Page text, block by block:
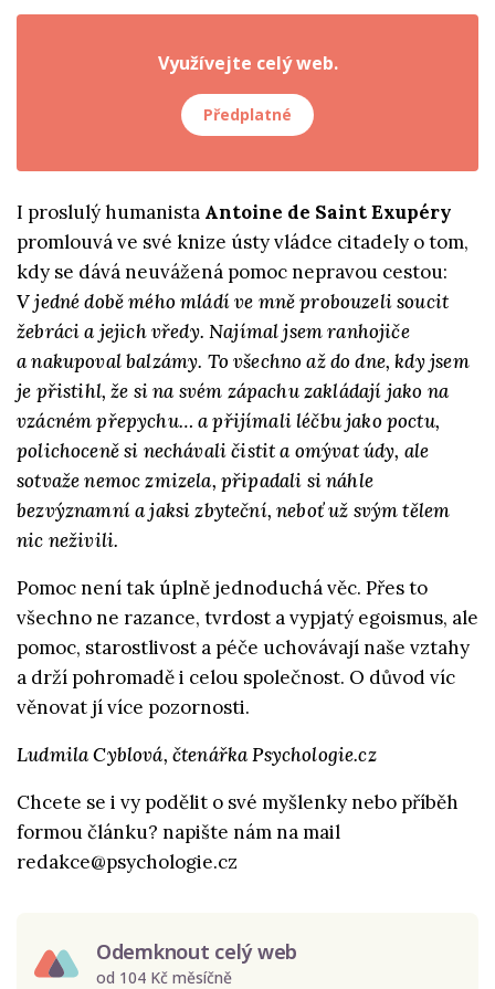
Využívejte celý web.
Předplatné
I proslulý humanista Antoine de Saint Exupéry
promlouvá ve své knize ústy vládce citadely o tom,
kdy se dává neuvážená pomoc nepravou cestou:
V jedné době mého mládí ve mně probouzeli soucit
žebráci a jejich vředy. Najímal jsem ranhojiče
a nakupoval balzámy. To všechno až do dne, kdy jsem
je přistihl, že si na svém zápachu zakládají jako na
vzácném přepychu… a přijímali léčbu jako poctu,
polichoceně si nechávali čistit a omývat údy, ale
sotvaže nemoc zmizela, připadali si náhle
bezvýznamní a jaksi zbyteční, neboť už svým tělem
nic neživili.
Pomoc není tak úplně jednoduchá věc. Přes to
všechno ne razance, tvrdost a vypjatý egoismus, ale
pomoc, starostlivost a péče uchovávají naše vztahy
a drží pohromadě i celou společnost. O důvod víc
věnovat jí více pozornosti.
Ludmila Cyblová, čtenářka Psychologie.cz
Chcete se i vy podělit o své myšlenky nebo příběh
formou článku? napište nám na mail
redakce@psychologie.cz
Odemknout celý web
od 104 Kč měsíčně